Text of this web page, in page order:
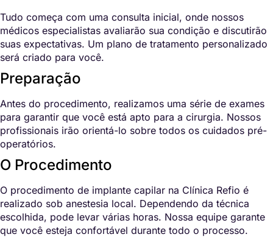
Tudo começa com uma consulta inicial, onde nossos
médicos especialistas avaliarão sua condição e discutirão
suas expectativas. Um plano de tratamento personalizado
será criado para você.
Preparação
Antes do procedimento, realizamos uma série de exames
para garantir que você está apto para a cirurgia. Nossos
profissionais irão orientá-lo sobre todos os cuidados pré-
operatórios.
O Procedimento
O procedimento de implante capilar na Clínica Refio é
realizado sob anestesia local. Dependendo da técnica
escolhida, pode levar várias horas. Nossa equipe garante
que você esteja confortável durante todo o processo.